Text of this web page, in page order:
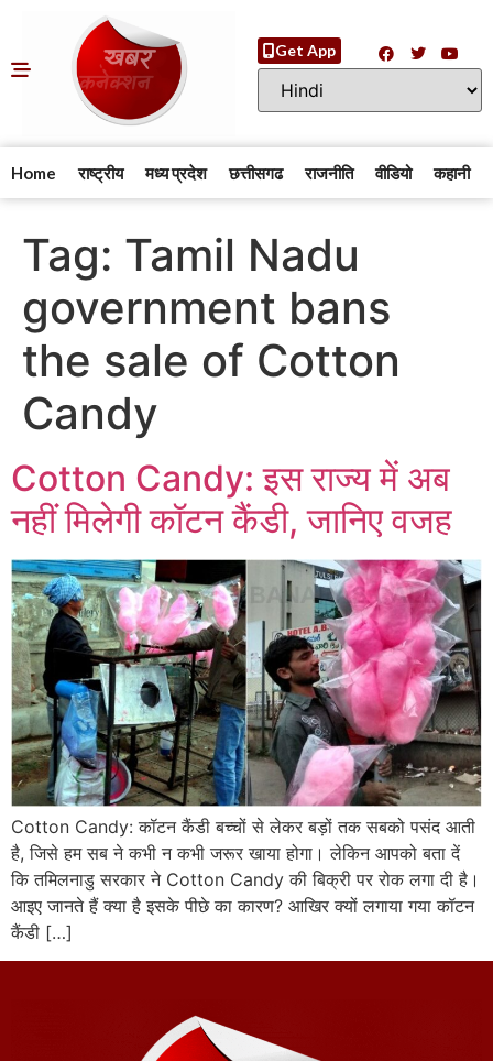
Get App
Home राष्ट्रीय मध्य प्रदेश छत्तीसगढ राजनीति वीडियो कहानी
Tag: Tamil Nadu
government bans
the sale of Cotton
Candy
Cotton Candy: इस राज्य में अब
नहीं मिलेगी कॉटन कैंडी, जानिए वजह
Cotton Candy: कॉटन कैंडी बच्चों से लेकर बड़ों तक सबको पसंद आती
है, जिसे हम सब ने कभी न कभी जरूर खाया होगा। लेकिन आपको बता दें
कि तमिलनाडु सरकार ने Cotton Candy की बिक्री पर रोक लगा दी है।
आइए जानते हैं क्या है इसके पीछे का कारण? आखिर क्यों लगाया गया कॉटन
कैंडी […]